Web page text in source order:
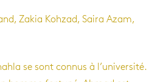
Zakia Kohzad, Saira Azam,
se sont connus à l’uni­ver­sité.